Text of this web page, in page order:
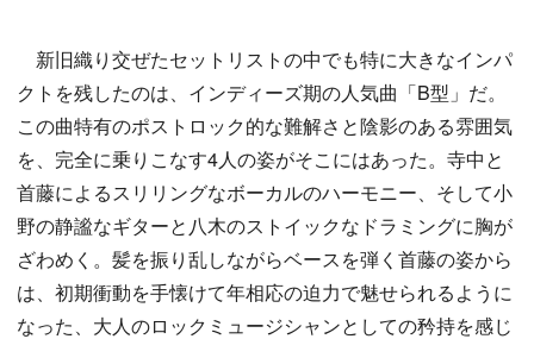
新旧織り交ぜたセットリストの中でも特に大きなインパ
クトを残したのは、インディーズ期の人気曲「B型」だ。
この曲特有のポストロック的な難解さと陰影のある雰囲気
を、完全に乗りこなす4人の姿がそこにはあった。寺中と
首藤によるスリリングなボーカルのハーモニー、そして小
野の静謐なギターと八木のストイックなドラミングに胸が
ざわめく。髪を振り乱しながらベースを弾く首藤の姿から
は、初期衝動を手懐けて年相応の迫力で魅せられるように
なった、大人のロックミュージシャンとしての矜持を感じ